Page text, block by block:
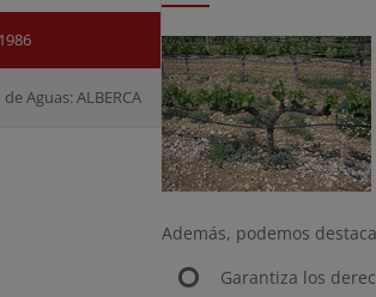
Aguas: ALBERCA
Además, podemos
Garantiza los